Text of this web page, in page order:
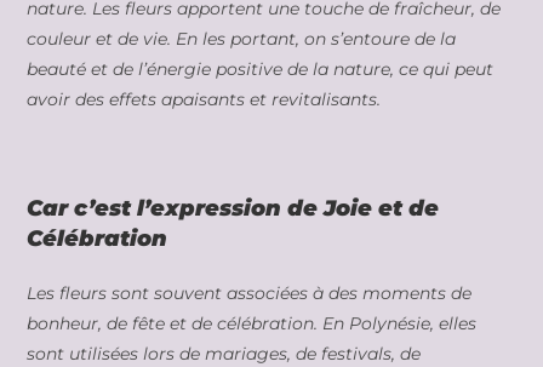
nature. Les fleurs apportent une touche de fraîcheur, de
couleur et de vie. En les portant, on s’entoure de la
beauté et de l’énergie positive de la nature, ce qui peut
avoir des effets apaisants et revitalisants.
Car c’est l’expression de Joie et de
Célébration
Les fleurs sont souvent associées à des moments de
bonheur, de fête et de célébration. En Polynésie, elles
sont utilisées lors de mariages, de festivals, de